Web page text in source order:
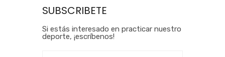
SUBSCRIBETE
Si estás interesado en practicar nuestro
deporte, ¡escríbenos!